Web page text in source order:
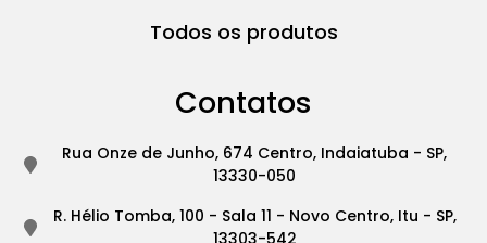
Todos os produtos
Contatos
Rua Onze de Junho, 674 Centro, Indaiatuba - SP,
13330-050
R. Hélio Tomba, 100 - Sala 11 - Novo Centro, Itu - SP,
13303-542